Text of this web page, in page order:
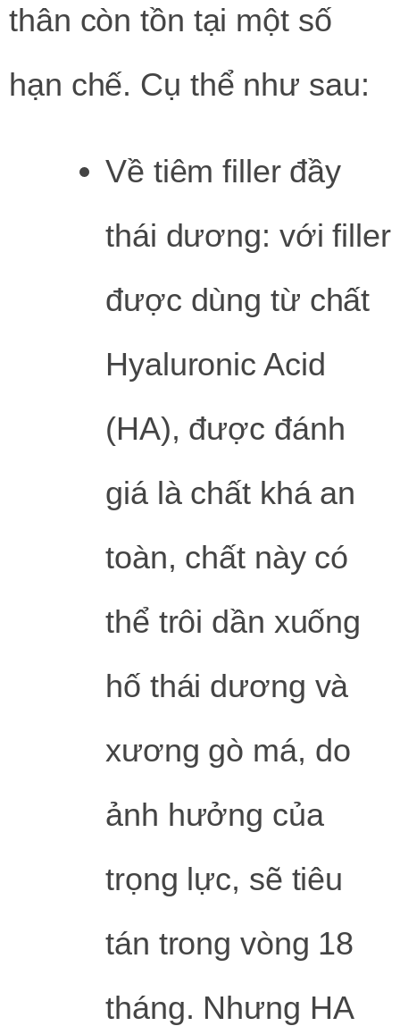
thân còn tồn tại một số
hạn chế. Cụ thể như sau:
Về tiêm filler đầy
thái dương: với filler
được dùng từ chất
Hyaluronic Acid
(HA), được đánh
giá là chất khá an
toàn, chất này có
thể trôi dần xuống
hố thái dương và
xương gò má, do
ảnh hưởng của
trọng lực, sẽ tiêu
tán trong vòng 18
tháng. Nhưng HA